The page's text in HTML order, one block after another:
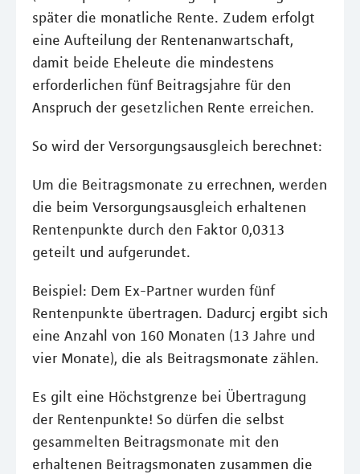
später die monatliche Rente. Zudem erfolgt
eine Aufteilung der Rentenanwartschaft,
damit beide Eheleute die mindestens
erforderlichen fünf Beitragsjahre für den
Anspruch der gesetzlichen Rente erreichen.
So wird der Versorgungsausgleich berechnet:
Um die Beitragsmonate zu errechnen, werden
die beim Versorgungsausgleich erhaltenen
Rentenpunkte durch den Faktor 0,0313
geteilt und aufgerundet.
Beispiel: Dem Ex-Partner wurden fünf
Rentenpunkte übertragen. Dadurcj ergibt sich
eine Anzahl von 160 Monaten (13 Jahre und
vier Monate), die als Beitragsmonate zählen.
Es gilt eine Höchstgrenze bei Übertragung
der Rentenpunkte! So dürfen die selbst
gesammelten Beitragsmonate mit den
erhaltenen Beitragsmonaten zusammen die